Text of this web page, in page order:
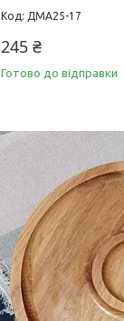
ДМА25-17
245 ₴
Готово до відправки